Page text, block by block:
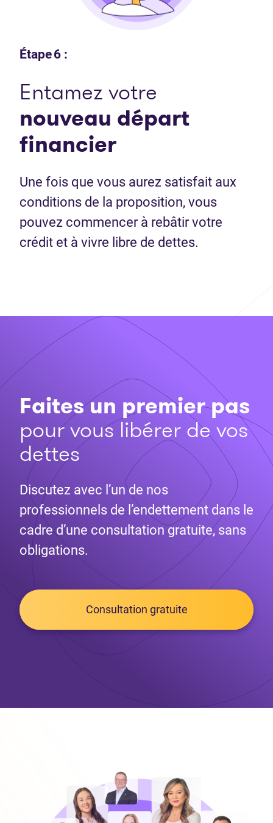
Étape 6 :
Entamez votre
nouveau départ
financier
Une fois que vous aurez satisfait aux
conditions de la proposition, vous
pouvez commencer à rebâtir votre
crédit et à vivre libre de dettes.
Faites un premier pas
pour vous libérer de vos
dettes
Discutez avec l’un de nos
professionnels de l’endettement dans le
cadre d’une consultation gratuite, sans
obligations.
Consultation gratuite